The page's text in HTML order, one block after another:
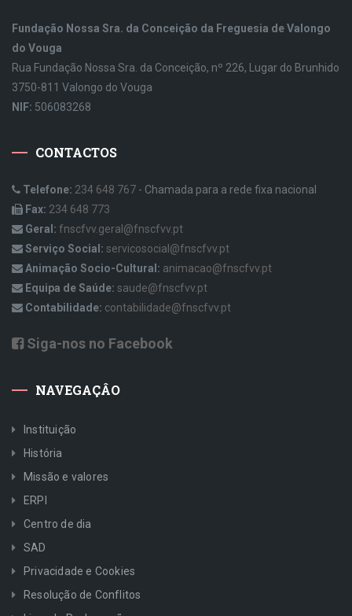
Fundação Nossa Sra. da Conceição da Freguesia de Valongo
do Vouga
Rua Fundação Nossa Sra. da Conceição, nº 226, Lugar do Brunhido
3750-811 Valongo do Vouga
NIF: 506083268
CONTACTOS
Telefone: 234 648 767 - Chamada para a rede fixa nacional
Fax: 234 648 773
Geral: fnscfvv.geral@fnscfvv.pt
Serviço Social: servicosocial@fnscfvv.pt
Animação Socio-Cultural: animacao@fnscfvv.pt
Equipa de Saúde: saude@fnscfvv.pt
Contabilidade: contabilidade@fnscfvv.pt
Siga-nos no Facebook
NAVEGAÇÂO
Instituição
História
Missão e valores
ERPI
Centro de dia
SAD
Privacidade e Cookies
Resolução de Conflitos